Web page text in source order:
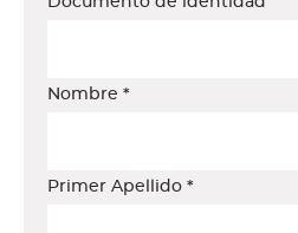
Nombre
Primer Apellido